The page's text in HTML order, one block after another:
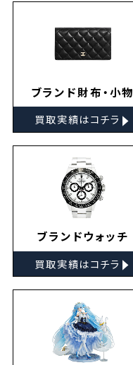
ブランド財布・小物
買取実績はコチラ ▸
ブランドウォッチ
買取実績はコチラ ▸